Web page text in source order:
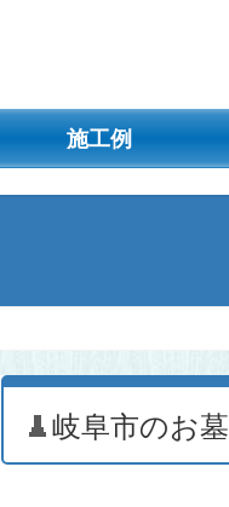
施工例
岐阜市のお墓